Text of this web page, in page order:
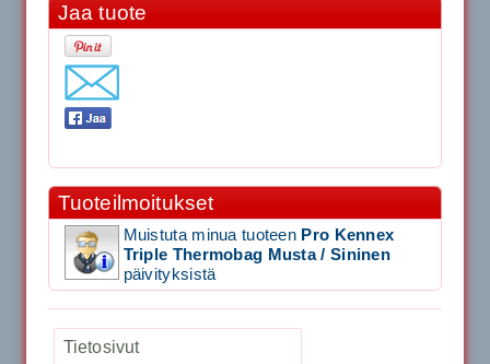
Signum S-7000 Jännityskone (Pöytämalli)
SIGNUM S-7000 &...
Signum S-7000 Jännityskone (Jalustamalli)
Jaa tuote
Tuoteilmoitukset
Muistuta minua tuoteen Pro Kennex
Triple Thermobag Musta / Sininen
päivityksistä
Tietosivut